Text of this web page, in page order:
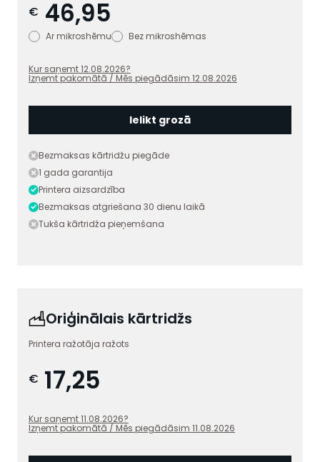
€ 46,95
Ar mikroshēmu Bez mikroshēmas
Kur saņemt12.08.2026?
Izņemt pakomātā / Mēs piegādāsim 12.08.2026
Ielikt grozā
Bezmaksas kārtridžu piegāde
1 gada garantija
Printera aizsardzība
Bezmaksas atgriešana 30 dienu laikā
Tukša kārtridža pieņemšana
Oriģinālais kārtridžs
Printera ražotāja ražots
€ 17,25
Kur saņemt11.08.2026?
Izņemt pakomātā / Mēs piegādāsim 11.08.2026